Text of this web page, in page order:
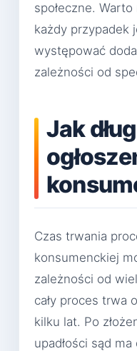
społeczne.
każdy przypadek
występować
zależności od
Jak
Czas trwania
konsumenckiej
zależności od
cały proces trwa
kilku lat. Po
upadłości sąd